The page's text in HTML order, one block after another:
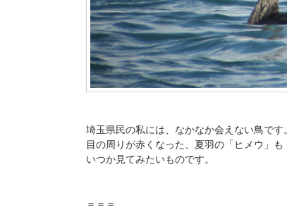
埼玉県民の私には、なかなか会えない鳥です。
目の周りが赤くなった、夏羽の「ヒメウ」も
いつか見てみたいものです。
＝＝＝